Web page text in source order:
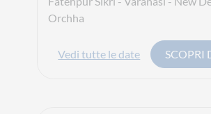
Orchha
Vedi tutte le date SCOPRI